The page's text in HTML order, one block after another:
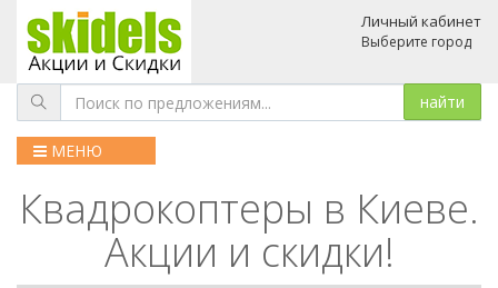
Личный кабинет
Выберите город
МЕНЮ
Квадрокоптеры в Киеве.
Акции и скидки!